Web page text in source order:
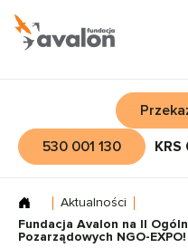
530 001 130
Aktualności
Fundacja Avalon na II
Pozarządowych NGO-EXPO!